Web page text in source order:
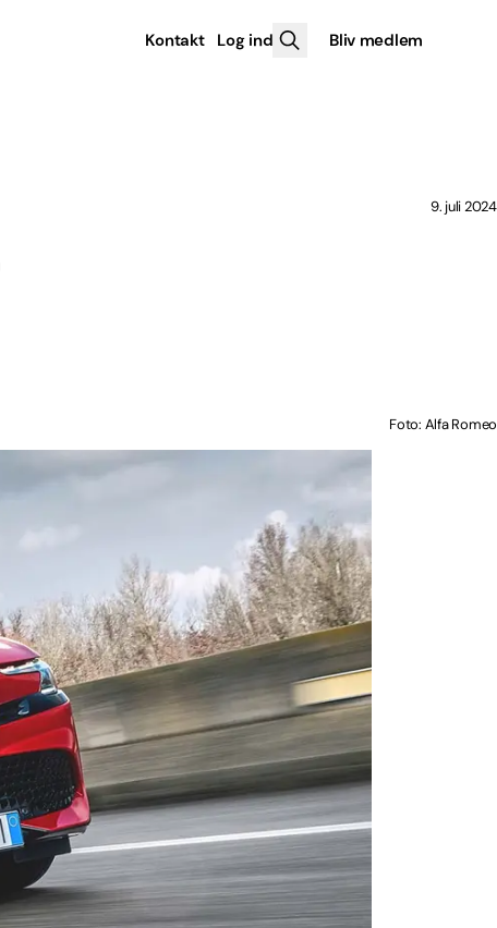
Kontakt Log ind Bliv medlem
9. juli 2024
Foto: Alfa Romeo